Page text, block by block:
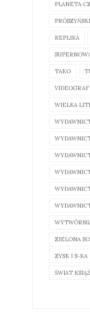
PLANETA
REPLIKA
TAKO
VIDEOGRAF
WIELKA
ZIELONA
ZYSK I S-KA
ŚWIAT